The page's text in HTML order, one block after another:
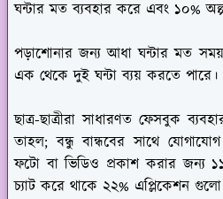
ঘন্টার মত ব্যবহার করে এবং ১০%
পড়াশোনার জন্য আধা ঘন্টার মত
এক থেকে দুই ঘন্টা ব্যয় করতে পারে।
ছাত্র-ছাত্রীরা সাধারণত ফেসবুক
তাহল; বন্ধু বান্ধবের সাথে
ফটো বা ভিডিও প্রকাশ করার জন্য
চ্যাট করে থাকে ২২% এপ্লিকেশন